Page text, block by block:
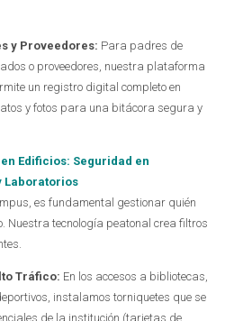
y Proveedores: Para padres de
o proveedores, nuestra plataforma
un registro digital completo en
y fotos para una bitácora segura y
Edificios: Seguridad en
Laboratorios
es fundamental gestionar quién
Nuestra tecnología peatonal crea filtros
Tráfico: En los accesos a bibliotecas,
instalamos torniquetes que se
de la institución (tarjetas de